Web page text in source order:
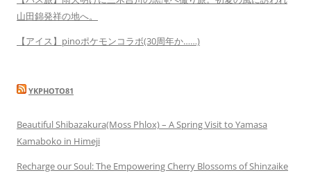
山田錦発祥の地へ。
【アイス】pinoポケモンコラボ(30周年か……)
YKPHOTO81
Beautiful Shibazakura(Moss Phlox) – A Spring Visit to Yamasa
Kamaboko in Himeji
Recharge our Soul: The Empowering Cherry Blossoms of Shinzaike